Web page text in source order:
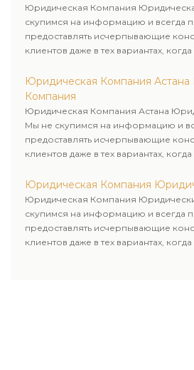
Юридическая Компания
скупимся на информацию и всегда
предоставлять исчерпывающие
клиентов даже в тех вариантах,
пользовались юридическими
Юридическая Компания
Компания
Юридическая Компания Астана
Мы не скупимся на информацию и
предоставлять исчерпывающие
клиентов даже в тех вариантах,
пользовались юридическими
Юридическая Компания
Юридическая Компания
скупимся на информацию и всегда
предоставлять исчерпывающие
клиентов даже в тех вариантах,
пользовались юридическими